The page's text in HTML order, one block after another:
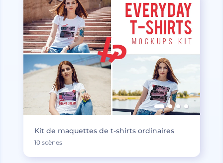
Kit de maquettes de t-shirts ordinaires
10 scènes